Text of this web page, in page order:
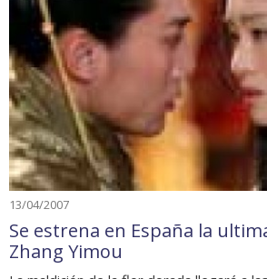
13/04/2007
Se estrena en España la
Zhang Yimou